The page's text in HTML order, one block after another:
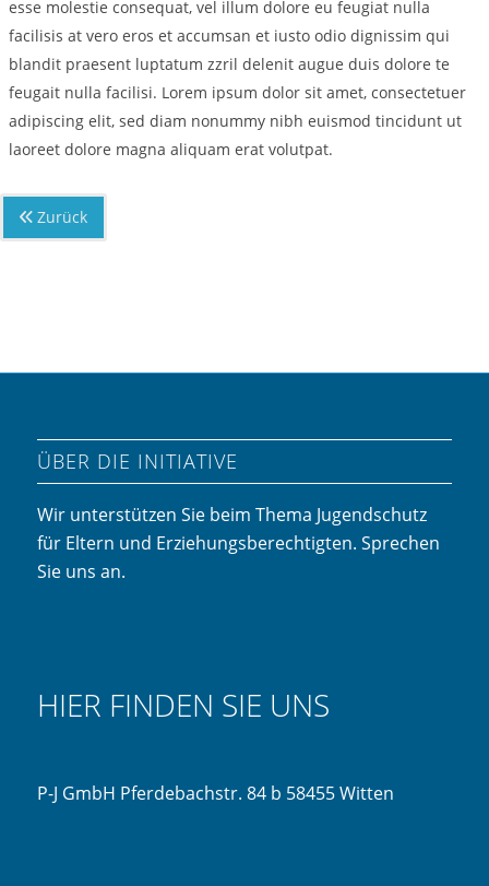
esse molestie consequat, vel illum dolore eu feugiat nulla
facilisis at vero eros et accumsan et iusto odio dignissim qui
blandit praesent luptatum zzril delenit augue duis dolore te
feugait nulla facilisi. Lorem ipsum dolor sit amet, consectetuer
adipiscing elit, sed diam nonummy nibh euismod tincidunt ut
laoreet dolore magna aliquam erat volutpat.
Zurück
ÜBER DIE INITIATIVE
Wir unterstützen Sie beim Thema Jugendschutz
für Eltern und Erziehungsberechtigten. Sprechen
Sie uns an.
HIER FINDEN SIE UNS
P-J GmbH Pferdebachstr. 84 b 58455 Witten